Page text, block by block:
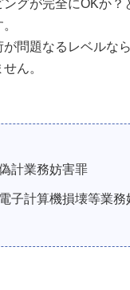
ングが完全にOKか？
問題なるレベルな
ん。
計業務妨害罪
子計算機損壊等業務